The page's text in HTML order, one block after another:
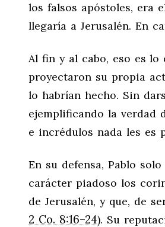
los falsos apóstoles, era
llegaría a Jerusalén. En
Al fin y al cabo, eso es lo
proyectaron su propia
lo habrían hecho. Sin
ejemplificando la verdad
e incrédulos nada les es
En su defensa, Pablo
carácter piadoso los
de Jerusalén, y que, de
2 Co. 8:16–24). Su